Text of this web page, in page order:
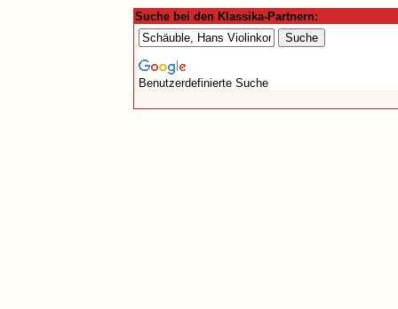
Suche bei den Klassika-Partnern:
Benutzerdefinierte Suche